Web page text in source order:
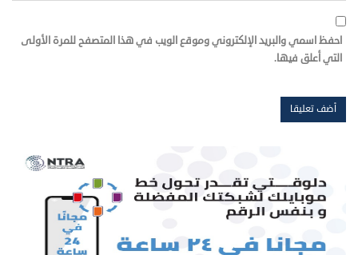
احفظ اسمي والبريد الإلكتروني وموقع الويب في هذا المتصفح للمرة الأولى
التي أعلق فيها.